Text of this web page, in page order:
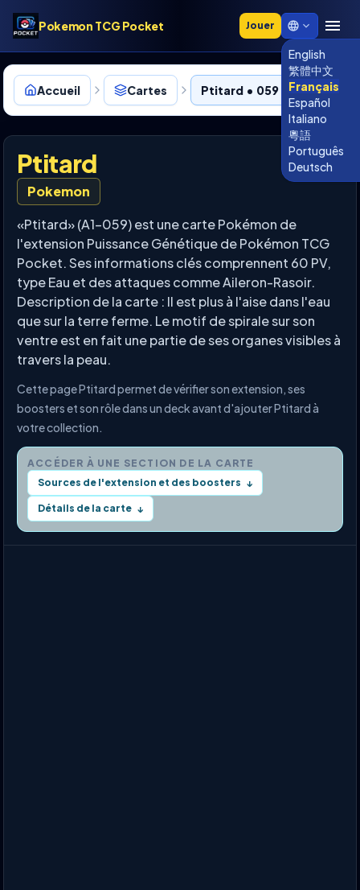
Pokemon TCG Pocket Jouer
English
繁體中文
Français
Español
Italiano
粵語
Português
Deutsch
Accueil Cartes Ptitard • 059
Ptitard
Pokemon
«Ptitard» (A1-059) est une carte Pokémon de
l'extension Puissance Génétique de Pokémon TCG
Pocket. Ses informations clés comprennent 60 PV,
type Eau et des attaques comme Aileron-Rasoir.
Description de la carte : Il est plus à l'aise dans l'eau
que sur la terre ferme. Le motif de spirale sur son
ventre est en fait une partie de ses organes visibles à
travers la peau.
Cette page Ptitard permet de vérifier son extension, ses
boosters et son rôle dans un deck avant d'ajouter Ptitard à
votre collection.
ACCÉDER À UNE SECTION DE LA CARTE
Sources de l'extension et des boosters ↓
Détails de la carte ↓